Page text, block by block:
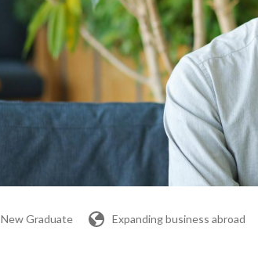
New Graduate Expanding business abroad